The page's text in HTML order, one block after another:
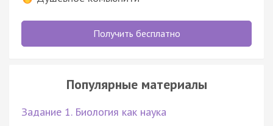
Получить бесплатно
Популярные материалы
Задание 1. Биология как наука